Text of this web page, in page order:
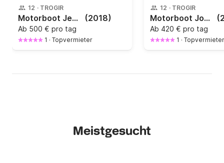
12 · TROGIR
Motorboot Jeanneau Cap Camarat 7.55 250PS (2018)
Ab 500 € pro tag
1 · Topvermieter
12 · TROGIR
Motorboot Joker Boat Clubman 24 250PS
Ab 420 € pro tag
1 · Topvermieter
Meistgesucht